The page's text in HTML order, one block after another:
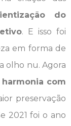
do
. E isso foi
em forma de
olho nu. Agora
com
preservação
2021 foi o ano